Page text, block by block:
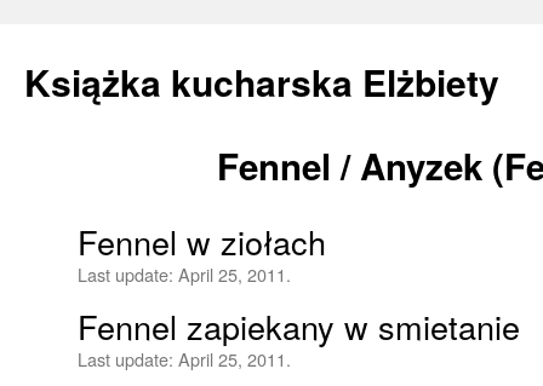
Książka kucharska Elżbiety
content
Fennel / Anyzek
Fennel w ziołach
Last update: April 25, 2011.
Fennel zapiekany w smietanie
Last update: April 25, 2011.